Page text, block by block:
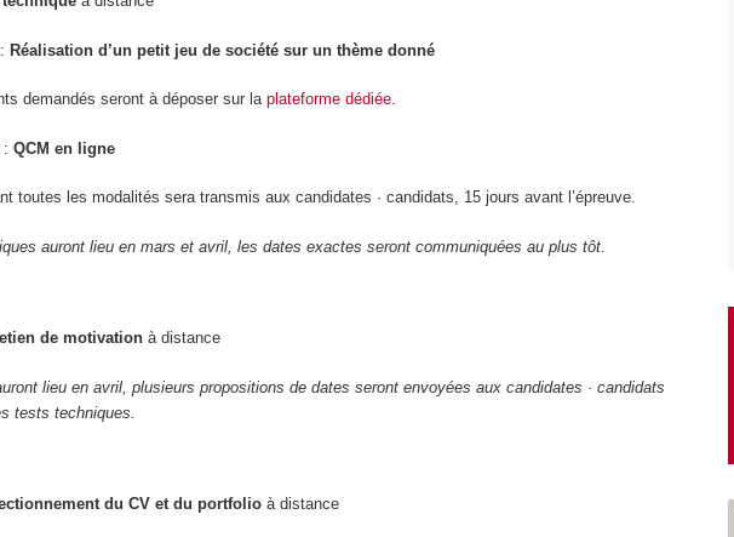
Réalisation d’un petit jeu de société sur un thème donné
demandés seront à déposer sur laplateforme dédiée.
: QCM en ligne
toutes les modalités sera transmis aux candidates · candidats, 15 jours avant l’épreuve.
auront lieu en mars et avril, les dates exactes seront communiquées au plus tôt.
de motivationà distance
lieu en avril, plusieurs propositions de dates seront envoyées aux candidates · candidats
tests techniques.
du CV et du portfolioà distance